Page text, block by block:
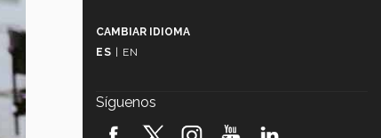
robótica FIRST 2026! (video)
CAMBIAR IDIOMA
ES | EN
Síguenos